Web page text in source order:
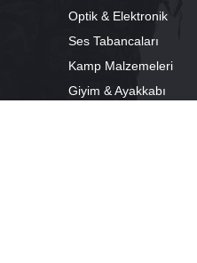
Optik & Elektronik
Ses Tabancaları
Kamp Malzemeleri
Giyim & Ayakkabı